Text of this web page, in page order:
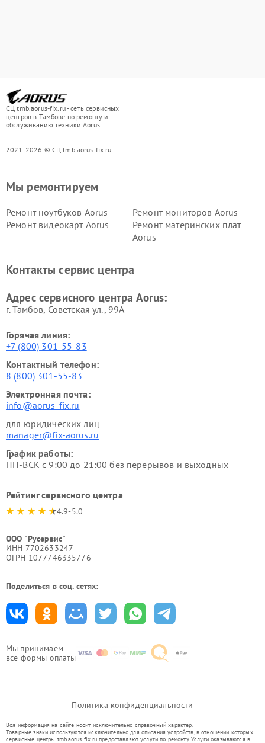
СЦ tmb.aorus-fix.ru - сеть сервисных
центров в Тамбове по ремонту и
обслуживанию техники Aorus
2021-2026 © СЦ tmb.aorus-fix.ru
Мы принимаем
все формы оплаты
Мы ремонтируем
Ремонт ноутбуков Aorus
Ремонт мониторов Aorus
Ремонт видеокарт Aorus
Ремонт материнских плат
Aorus
Контакты сервис центра
Адрес сервисного центра Aorus:
г. Тамбов, Советская ул., 99А
Горячая линия:
+7 (800) 301-55-83
Контактный телефон:
8 (800) 301-55-83
Электронная почта:
info@aorus-fix.ru
для юридических лиц
manager@fix-aorus.ru
График работы:
ПН-ВСК с 9:00 до 21:00 без перерывов и выходных
Рейтинг сервисного центра
4.9-5.0
ООО "Русервис"
ИНН 7702633247
ОГРН 1077746335776
Поделиться в соц. сетях:
Политика конфиденциальности
Вся информация на сайте носит исключительно справочный характер.
Товарные знаки используются исключительно для описания устройств, в отношении которых
сервисные центры tmb.aorus-fix.ru предоставляют услуги по ремонту. Услуги оказываются в